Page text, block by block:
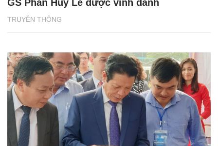
TRUYỀN THÔNG
GS Phan Huy Lê được vinh danh